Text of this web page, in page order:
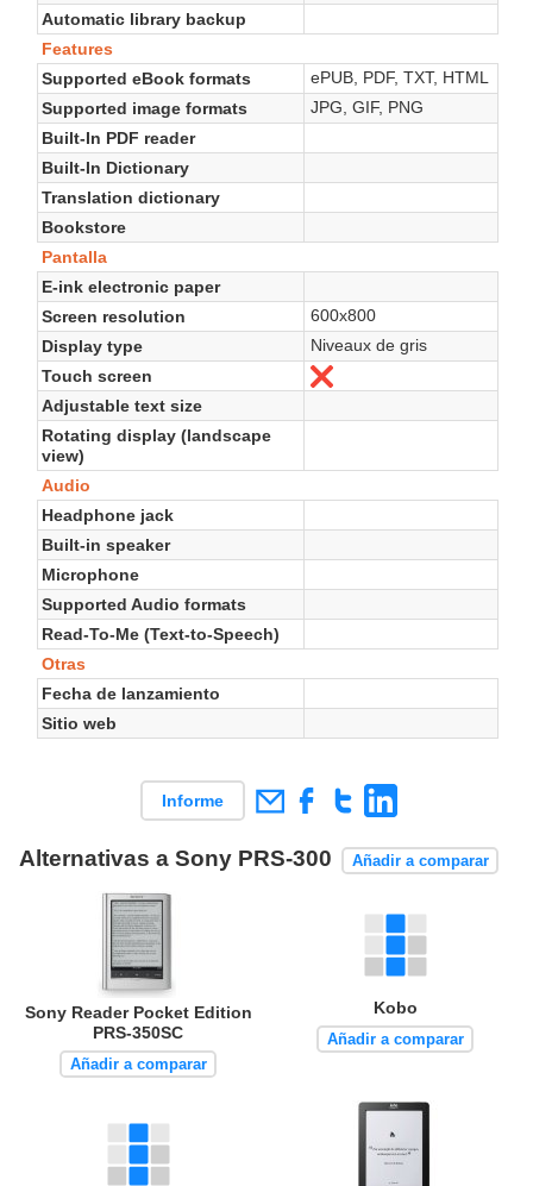
Automatic library backup
Features
Supported eBook formats
ePUB, PDF, TXT, HTML
Supported image formats
JPG, GIF, PNG
Built-In PDF reader
Built-In Dictionary
Translation dictionary
Bookstore
Pantalla
E-ink electronic paper
Screen resolution
600x800
Display type
Niveaux de gris
Touch screen
Adjustable text size
Rotating display (landscape
view)
Audio
Headphone jack
Built-in speaker
Microphone
Supported Audio formats
Read-To-Me (Text-to-Speech)
Otras
Fecha de lanzamiento
Sitio web
Informe
Alternativas a Sony PRS-300 Añadir a comparar
Sony Reader Pocket Edition
PRS-350SC
Añadir a comparar
Kobo
Añadir a comparar